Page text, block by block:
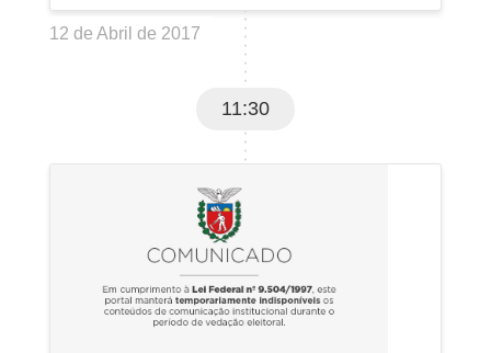
12 de Abril de 2017
11:30